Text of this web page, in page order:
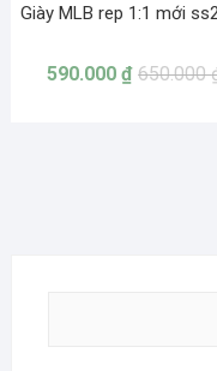
Giày MLB rep 1:1 mới
650.000
590.000₫